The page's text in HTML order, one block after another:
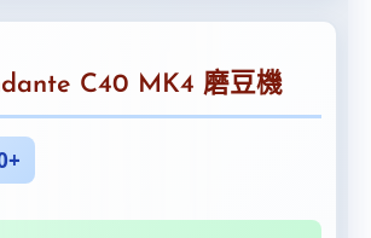
C40 MK4 磨豆機